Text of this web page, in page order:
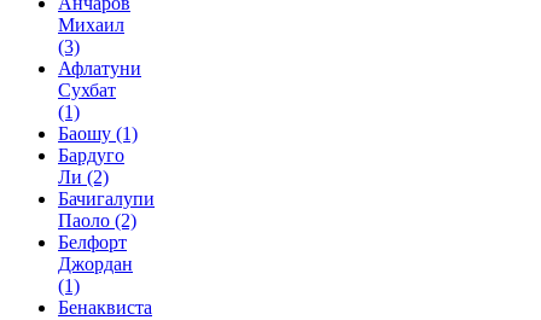
Михаил
(3)
Афлатуни
Сухбат
(1)
Баошу (1)
Бардуго
Ли (2)
Бачигалупи
Паоло (2)
Белфорт
Джордан
(1)
Бенаквиста